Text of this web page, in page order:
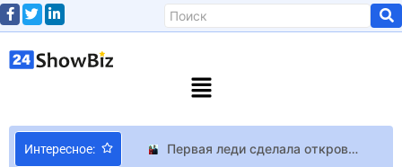
Интересное:
Первая леди сделала откровенное признание об отношениях с Владимиром Зеленским: живут не вместе, а дети вообще забыли как выглядит отец